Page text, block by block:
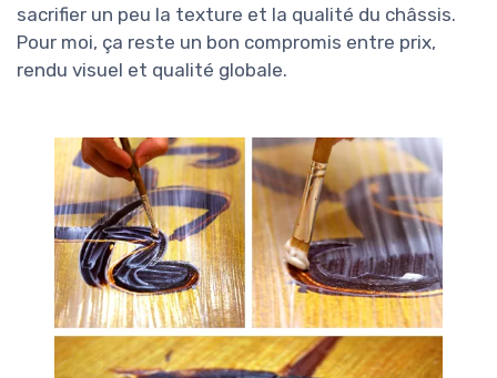
sacrifier un peu la texture et la qualité du châssis.
Pour moi, ça reste un bon compromis entre prix,
rendu visuel et qualité globale.